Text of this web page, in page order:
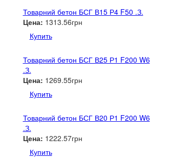
Товарний бетон БСГ В15 Р4 F50 .З.
Цена: 1313.56грн
Купить
Товарний бетон БСГ В25 Р1 F200 W6
.З.
Цена: 1269.55грн
Купить
Товарний бетон БСГ В20 Р1 F200 W6
.З.
Цена: 1222.57грн
Купить